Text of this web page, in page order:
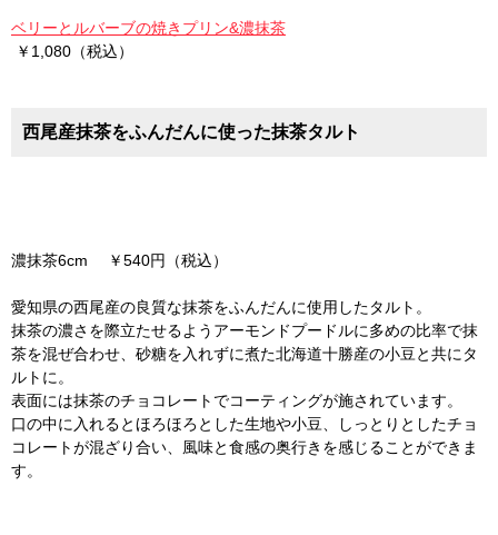
ベリーとルバーブの焼きプリン&濃抹茶
￥1,080（税込）
西尾産抹茶をふんだんに使った抹茶タルト
濃抹茶6cm ￥540円（税込）
愛知県の西尾産の良質な抹茶をふんだんに使用したタルト。
抹茶の濃さを際立たせるようアーモンドプードルに多めの比率で抹
茶を混ぜ合わせ、砂糖を入れずに煮た北海道十勝産の小豆と共にタ
ルトに。
表面には抹茶のチョコレートでコーティングが施されています。
口の中に入れるとほろほろとした生地や小豆、しっとりとしたチョ
コレートが混ざり合い、風味と食感の奥行きを感じることができま
す。